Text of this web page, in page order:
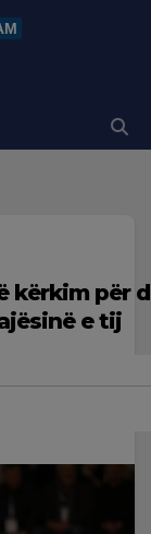
kërkim për
e tij